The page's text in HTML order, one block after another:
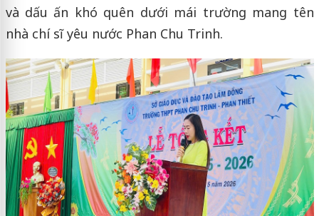
và dấu ấn khó quên dưới mái trường mang tên
nhà chí sĩ yêu nước Phan Chu Trinh.